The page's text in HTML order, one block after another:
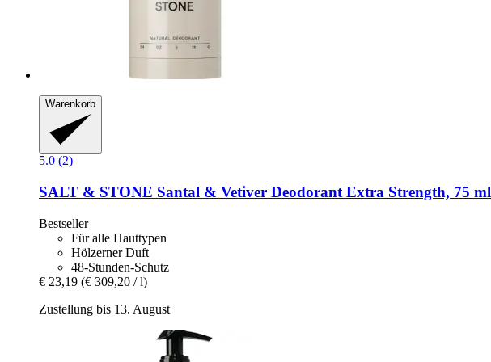
Warenkorb
5.0 (2)
SALT & STONE Santal & Vetiver Deodorant Extra Strength, 75 ml
Bestseller
Für alle Hauttypen
Hölzerner Duft
48-Stunden-Schutz
€ 23,19 (€ 309,20 / l)
Zustellung bis 13. August